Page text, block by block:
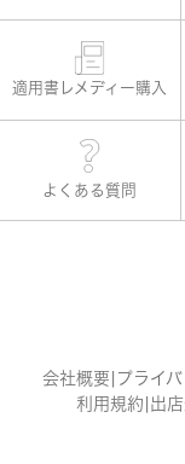
適用書レメディー購入
よくある質問
会社概要 プライ
利用規約 出